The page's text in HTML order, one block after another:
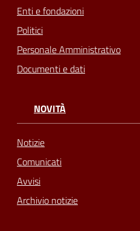
Enti e fondazioni
Politici
Personale Amministrativo
Documenti e dati
NOVITÀ
Notizie
Comunicati
Avvisi
Archivio notizie